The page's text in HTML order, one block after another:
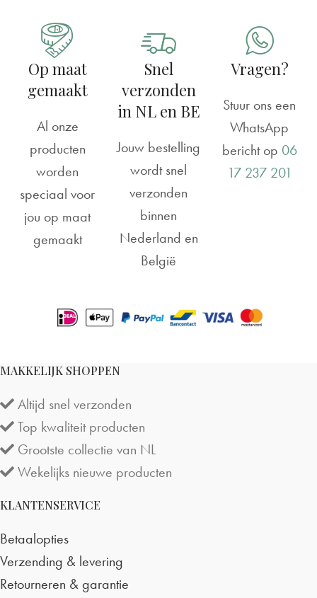
Op maat
gemaakt
Al onze
producten
worden
speciaal voor
jou op maat
gemaakt
Snel
verzonden
in NL en BE
Jouw bestelling
wordt snel
verzonden
binnen
Nederland en
België
Vragen?
Stuur ons een
WhatsApp
bericht op 06
17 237 201
MAKKELIJK SHOPPEN
Altijd snel verzonden
Top kwaliteit producten
Grootste collectie van NL
Wekelijks nieuwe producten
KLANTENSERVICE
Betaalopties
Verzending & levering
Retourneren & garantie